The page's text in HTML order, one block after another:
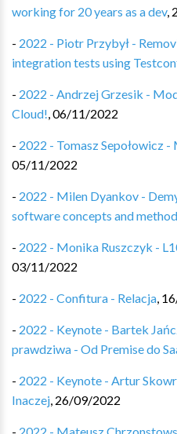
working for 20 years as a dev,
- 2022 - Piotr Przybył -
integration tests using
- 2022 - Andrzej Grzesik -
Cloud!,06/11/2022
- 2022 - Tomasz Sepołowicz
05/11/2022
- 2022 - Milen Dyankov -
software concepts and
- 2022 - Monika Ruszczyk -
03/11/2022
- 2022 - Confitura - Relacja,
- 2022 - Keynote - Bartek
prawdziwa - Od Premise do
- 2022 - Keynote - Artur
Inaczej, 26/09/2022